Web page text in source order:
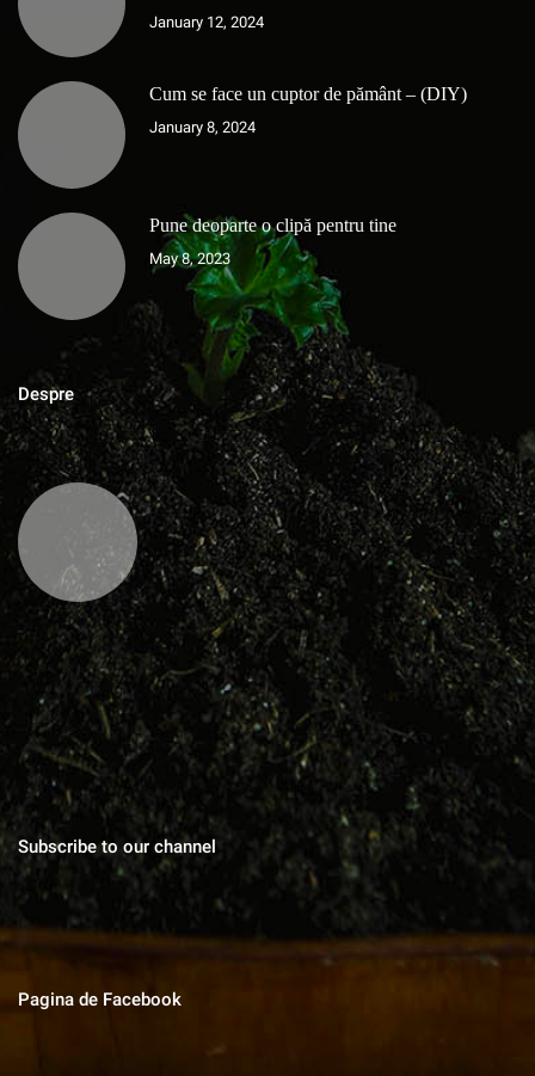
January 12, 2024
Cum se face un cuptor de pământ – (DIY)
January 8, 2024
Pune deoparte o clipă pentru tine
May 8, 2023
Despre
MAGAZINUL DE ACASA
Blog cu zeci de sfaturi pentru grădinărit bio, rețete pentru toate
gusturile, povești de viata, trucuri în gospodărie, cuvinte pentru
suflet.
Subscribe to our channel
Pagina de Facebook